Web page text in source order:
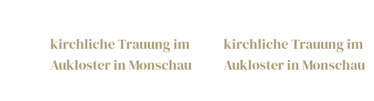
kirchliche Trauung im
Aukloster in Monschau
kirchliche Trauung im
Aukloster in Monschau